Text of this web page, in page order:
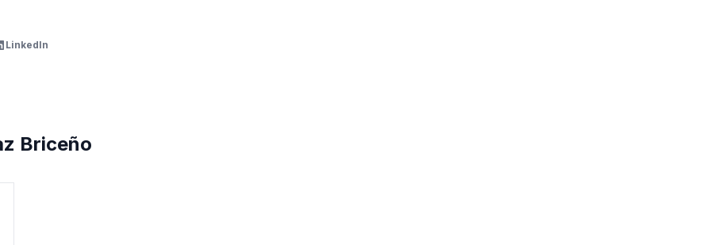
LinkedIn
Briceño